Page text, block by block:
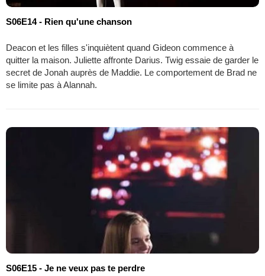
S06E14 - Rien qu'une chanson
Deacon et les filles s'inquiètent quand Gideon commence à
quitter la maison. Juliette affronte Darius. Twig essaie de garder le
secret de Jonah auprès de Maddie. Le comportement de Brad ne
se limite pas à Alannah.
S06E15 - Je ne veux pas te perdre